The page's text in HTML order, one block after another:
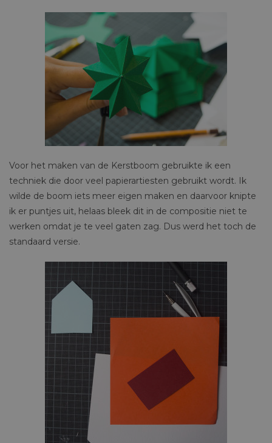
Voor het maken van de Kerstboom gebruikte ik een
techniek die door veel papierartiesten gebruikt wordt. Ik
wilde de boom iets meer eigen maken en daarvoor knipte
ik er puntjes uit, helaas bleek dit in de compositie niet te
werken omdat je te veel gaten zag. Dus werd het toch de
standaard versie.